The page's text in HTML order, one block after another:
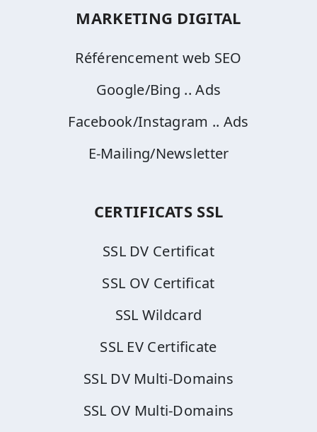
MARKETING DIGITAL
Référencement web SEO
Google/Bing .. Ads
Facebook/Instagram .. Ads
E-Mailing/Newsletter
CERTIFICATS SSL
SSL DV Certificat
SSL OV Certificat
SSL Wildcard
SSL EV Certificate
SSL DV Multi-Domains
SSL OV Multi-Domains